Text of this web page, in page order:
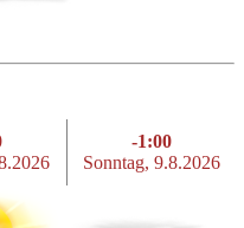
-1:00
Sonntag, 9.8.2026